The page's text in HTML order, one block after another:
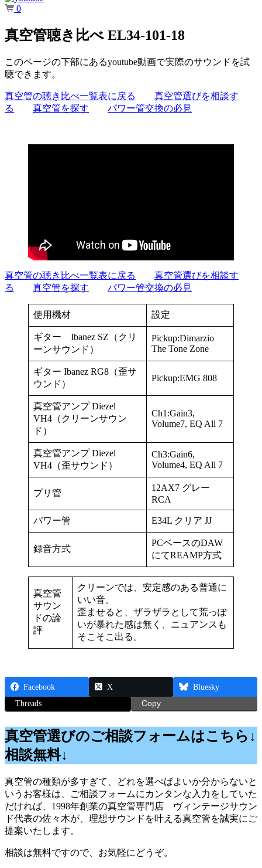
0
真空管聴き比べ EL34-101-18
このページの下部にあるyoutube動画で実際のサウンドを試
聴できます。
真空管の聴き比べ一覧表に戻る
真空管選びを相談す
る
真空管を探す パワー管交換の必見
真空管の聴き比べ一覧表に戻る
真空管選びを相談す
る
真空管を探す パワー管交換の必見
使用機材 設定
ギター Ibanez SZ（クリ
ーンサウンド）
Pickup:Dimarzio
The Tone Zone
ギター Ibanez RG8（歪サ
ウンド）
Pickup:EMG 808
真空管アンプ Diezel
VH4（クリーンサウン
ド）
Ch1:Gain3,
Volume7, EQ All 7
真空管アンプ Diezel
VH4（歪サウンド）
Ch3:Gain6,
Volume4, EQ All 7
プリ管
12AX7 グレー
RCA
パワー管 E34L クリア JJ
録音方式
PCベースのDAW
にてREAMP方式
真空管
サウン
ドの論
評
クリーンでは、安定感のある普通に
いい音。
歪ませると、ザラザラとして荒っぽ
いが暴れた感は無く、ニュアンスも
そこそこ出る。
Facebook X
Bluesky
Threads
Copy
真空管選びのご相談フォームはこちら↓
相談無料↓
真空管の種類が多すぎて、どれを選べばよいか分からないと
いうお客様は、ご相談フォームにカンタンな入力をしていた
だければ、1998年創業の真空管専門店 ヴィンテージサウン
ド代表の佐々木が、理想サウンドを叶える真空管を誠実にご
提案いたします。
相談は無料ですので、お気軽にどうぞ。